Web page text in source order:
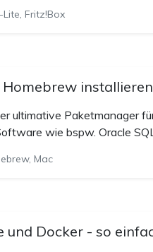
Lite, Fritz!Box
Homebrew installieren
ultimative Paketmanager
wie bspw. Oracle
Mac
und Docker - so